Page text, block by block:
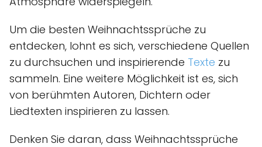
Um die besten Weihnachtssprüche zu
entdecken, lohnt es sich, verschiedene Quellen
zu durchsuchen und inspirierende Texte zu
sammeln. Eine weitere Möglichkeit ist es, sich
von berühmten Autoren, Dichtern oder
Liedtexten inspirieren zu lassen.
Denken Sie daran, dass Weihnachtssprüche